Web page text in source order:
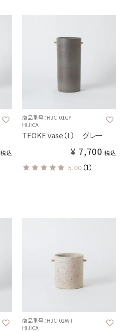
税込
商品番号：HJC-01GY
HIJICA
TEOKE vase（L） グレー
¥ 7,700 税込
5.00 （1）
商品番号：HJC-02WT
HIJICA